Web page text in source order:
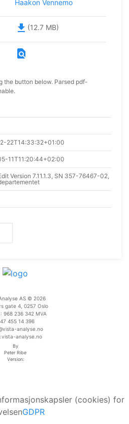
Haakon Vennemo
file_download (12.7 MB)
find_in_page
the button below. Parsed pdf-
22T14:33:32+01:00
11T11:20:44+02:00
Version 7.11.1.3, SN 357-76467-02,
AS © 2026
gate 4, 0257 Oslo
968 236 342 MVA
455 14 396
analyse.no
analyse.no
By
Peter Ribe
Version:
(cookies) for
GDPR